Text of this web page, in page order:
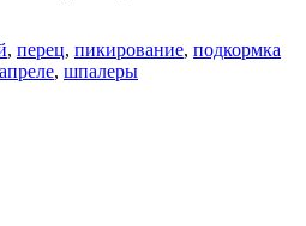
, перец, пикирование, подкормка
, шпалеры